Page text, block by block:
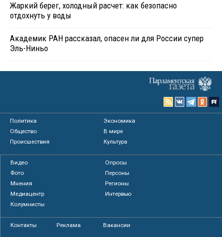
Жаркий берег, холодный расчет: как безопасно
отдохнуть у воды
Академик РАН рассказал, опасен ли для России супер
Эль-Ниньо
Политика
Экономика
Общество
В мире
Происшествия
Культура
Видео
Опросы
Фото
Персоны
Мнения
Регионы
Медиацентр
Интервью
Колумнисты
Контакты Реклама Вакансии